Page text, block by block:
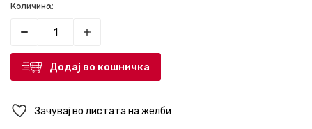
Количина:
Додај во кошничка
Зачувај во листата на желби